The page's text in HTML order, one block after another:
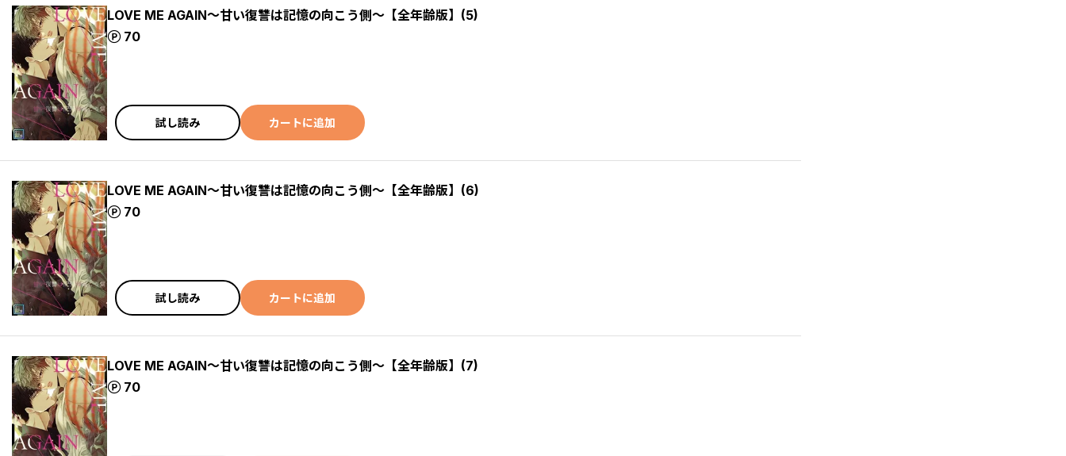
LOVE ME AGAIN～甘い復讐は記憶の向こう側～【全年齢版】(5)
70
ポイント
試し読み カートに追加
LOVE ME AGAIN～甘い復讐は記憶の向こう側～【全年齢版】(6)
70
ポイント
試し読み カートに追加
LOVE ME AGAIN～甘い復讐は記憶の向こう側～【全年齢版】(7)
70
ポイント